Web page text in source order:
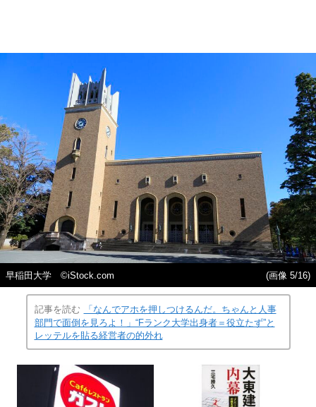
早稲田大学 ©️iStock.com (画像 5/16)
記事を読む
「なんでアホを押しつけるんだ。ちゃんと人事
部門で面倒を見ろよ！」“Fランク大学出身者＝役立たず”と
レッテルを貼る経営者の的外れ